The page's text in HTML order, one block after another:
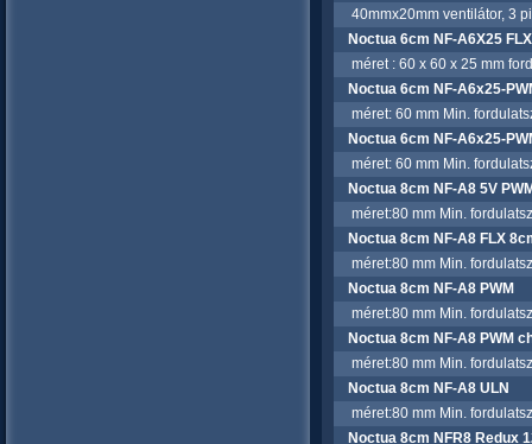
40mmx20mm ventilátor, 3
Noctua 6cm NF-A6X25
méret : 60 x 60 x 25 mm
Noctua 6cm NF-A6x25-
méret: 60 mm Min.
Noctua 6cm NF-A6x25-
méret: 60 mm Min.
Noctua 8cm NF-A8 5V
méret:80 mm Min.
Noctua 8cm NF-A8 FLX
méret:80 mm Min.
Noctua 8cm NF-A8 PWM
méret:80 mm Min.
Noctua 8cm NF-A8 PWM
méret:80 mm Min.
Noctua 8cm NF-A8 ULN
méret:80 mm Min.
Noctua 8cm NFR8 Redux